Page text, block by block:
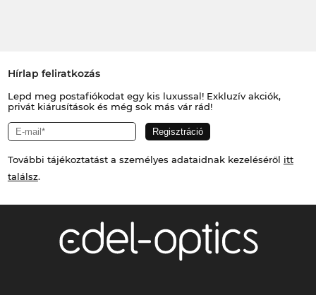
Hírlap feliratkozás
Lepd meg postafiókodat egy kis luxussal! Exkluzív akciók,
privát kiárusítások és még sok más vár rád!
További tájékoztatást a személyes adataidnak kezeléséről itt
találsz.